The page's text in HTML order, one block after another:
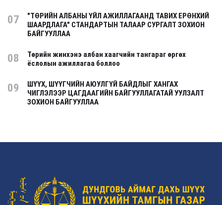
07
"ТӨРИЙН АЛБАНЫ ҮЙЛ АЖИЛЛАГААНД ТАВИХ ЕРӨНХИЙ
ШААРДЛАГА" СТАНДАРТЫН ТАЛААР СУРГАЛТ ЗОХИОН
БАЙГУУЛЛАА
08
Төрийн жинхэнэ албан хаагчийн тангараг өргөх
ёслолын ажиллагаа боллоо
09
ШҮҮХ, ШҮҮГЧИЙН АЮУЛГҮЙ БАЙДЛЫГ ХАНГАХ
ЧИГЛЭЛЭЭР ЦАГДААГИЙН БАЙГУУЛЛАГАТАЙ УУЛЗАЛТ
ЗОХИОН БАЙГУУЛЛАА